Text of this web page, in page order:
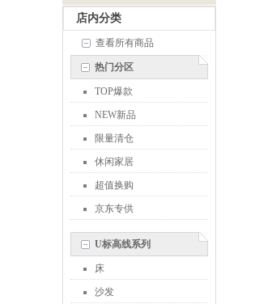
店内分类
查看所有商品
热门分区
TOP爆款
NEW新品
限量清仓
休闲家居
超值换购
京东专供
U标高线系列
床
沙发